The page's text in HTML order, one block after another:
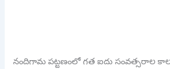
నందిగామ పట్టణంలో గత ఐదు సంవత్సరాల